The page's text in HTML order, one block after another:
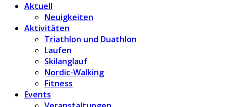
Aktuell
Neuigkeiten
Aktivitäten
Triathlon und Duathlon
Laufen
Skilanglauf
Nordic-Walking
Fitness
Events